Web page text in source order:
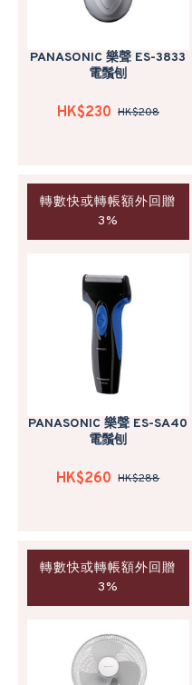
PANASONIC 樂聲 ES-3833
電鬚刨
HK$230 HK$208
轉數快或轉帳額外回贈
3%
PANASONIC 樂聲 ES-SA40
電鬚刨
HK$260 HK$288
轉數快或轉帳額外回贈
3%